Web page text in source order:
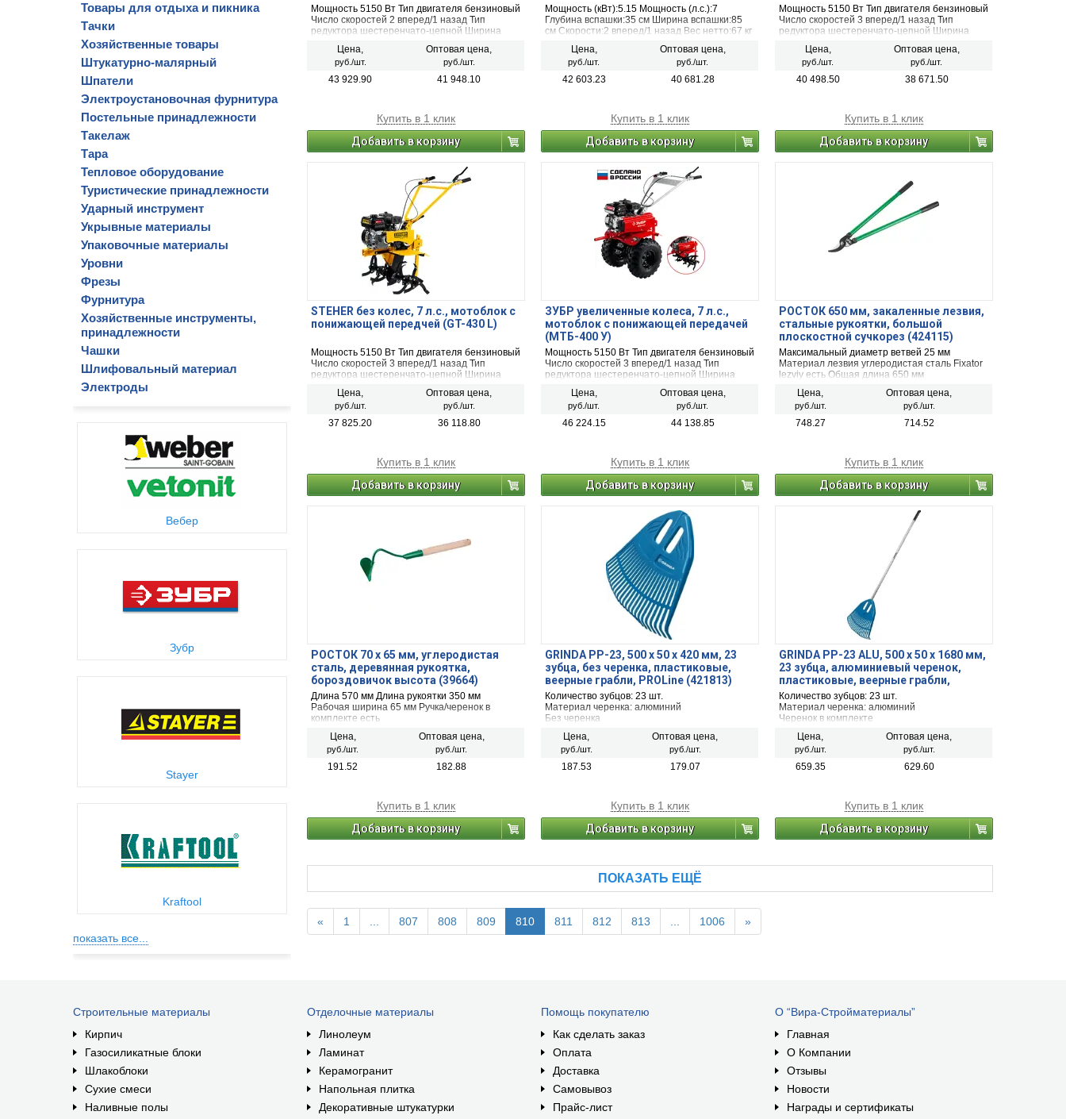
Товары для отдыха и пикника
Тачки
Хозяйственные товары
Штукатурно-малярный
Шпатели
Электроустановочная фурнитура
Постельные принадлежности
Такелаж
Тара
Тепловое оборудование
Туристические принадлежности
Ударный инструмент
Укрывные материалы
Упаковочные материалы
Уровни
Фрезы
Фурнитура
Хозяйственные инструменты,
принадлежности
Чашки
Шлифовальный материал
Электроды
Вебер
Зубр
Stayer
Kraftool
показать все...
Мощность 5150 Вт Тип двигателя бензиновый
Число скоростей 2 вперед/1 назад Тип
редуктора шестеренчато-цепной Ширина
Цена,
руб./шт.
Оптовая цена,
руб./шт.
43 929.90 41 948.10
Купить в 1 клик
Добавить в корзину
Мощность (кВт):5.15 Мощность (л.с.):7
Глубина вспашки:35 см Ширина вспашки:85
см Скорости:2 вперед/1 назад Вес нетто:67 кг
Цена,
руб./шт.
Оптовая цена,
руб./шт.
42 603.23 40 681.28
Купить в 1 клик
Добавить в корзину
Мощность 5150 Вт Тип двигателя бензиновый
Число скоростей 3 вперед/1 назад Тип
редуктора шестеренчато-цепной Ширина
Цена,
руб./шт.
Оптовая цена,
руб./шт.
40 498.50 38 671.50
Купить в 1 клик
Добавить в корзину
STEHER без колес, 7 л.с., мотоблок с
понижающей передчей (GT-430 L)
Мощность 5150 Вт Тип двигателя бензиновый
Число скоростей 3 вперед/1 назад Тип
редуктора шестеренчато-цепной Ширина
Цена,
руб./шт.
Оптовая цена,
руб./шт.
37 825.20 36 118.80
Купить в 1 клик
Добавить в корзину
ЗУБР увеличенные колеса, 7 л.с.,
мотоблок с понижающей передачей
(МТБ-400 У)
Мощность 5150 Вт Тип двигателя бензиновый
Число скоростей 3 вперед/1 назад Тип
редуктора шестеренчато-цепной Ширина
Цена,
руб./шт.
Оптовая цена,
руб./шт.
46 224.15 44 138.85
Купить в 1 клик
Добавить в корзину
РОСТОК 650 мм, закаленные лезвия,
стальные рукоятки, большой
плоскостной сучкорез (424115)
Максимальный диаметр ветвей 25 мм
Материал лезвия углеродистая сталь Fixator
lezviy есть Общая длина 650 мм
Цена,
руб./шт.
Оптовая цена,
руб./шт.
748.27 714.52
Купить в 1 клик
Добавить в корзину
РОСТОК 70 х 65 мм, углеродистая
сталь, деревянная рукоятка,
бороздовичок высота (39664)
Длина 570 мм Длина рукоятки 350 мм
Рабочая ширина 65 мм Ручка/черенок в
комплекте есть
Цена,
руб./шт.
Оптовая цена,
руб./шт.
191.52 182.88
Купить в 1 клик
Добавить в корзину
GRINDA PP-23, 500 х 50 х 420 мм, 23
зубца, без черенка, пластиковые,
веерные грабли, PROLine (421813)
Количество зубцов: 23 шт.
Материал черенка: алюминий
Без черенка
Цена,
руб./шт.
Оптовая цена,
руб./шт.
187.53 179.07
Купить в 1 клик
Добавить в корзину
GRINDA PP-23 ALU, 500 х 50 х 1680 мм,
23 зубца, алюминиевый черенок,
пластиковые, веерные грабли,
PROLine (421811)
Количество зубцов: 23 шт.
Материал черенка: алюминий
Черенок в комплекте
Цена,
руб./шт.
Оптовая цена,
руб./шт.
659.35 629.60
Купить в 1 клик
Добавить в корзину
ПОКАЗАТЬ ЕЩЁ
« 1 807 808 809 810 811 812 813 1006 »
Строительные материалы
Кирпич
Газосиликатные блоки
Шлакоблоки
Сухие смеси
Наливные полы
Отделочные материалы
Линолеум
Ламинат
Керамогранит
Напольная плитка
Декоративные штукатурки
Помощь покупателю
Как сделать заказ
Оплата
Доставка
Самовывоз
Прайс-лист
О “Вира-Стройматериалы”
Главная
О Компании
Отзывы
Новости
Награды и сертификаты